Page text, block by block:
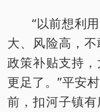
“以前想利
大、风险高，
政策补贴支持
更足了。”平安
前，扣河子镇